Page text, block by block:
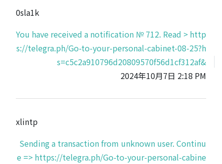
0sla1k
You have received a notification № 712. Read > http
s://telegra.ph/Go-to-your-personal-cabinet-08-25?h
s=c5c2a910796d20809570f56d1cf312af&
2024年10月7日 2:18 PM
xlintp
Sending a transaction from unknown user. Continu
e => https://telegra.ph/Go-to-your-personal-cabine